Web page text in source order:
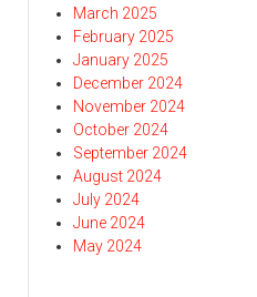
March 2025
February 2025
January 2025
December 2024
November 2024
October 2024
September 2024
August 2024
July 2024
June 2024
May 2024